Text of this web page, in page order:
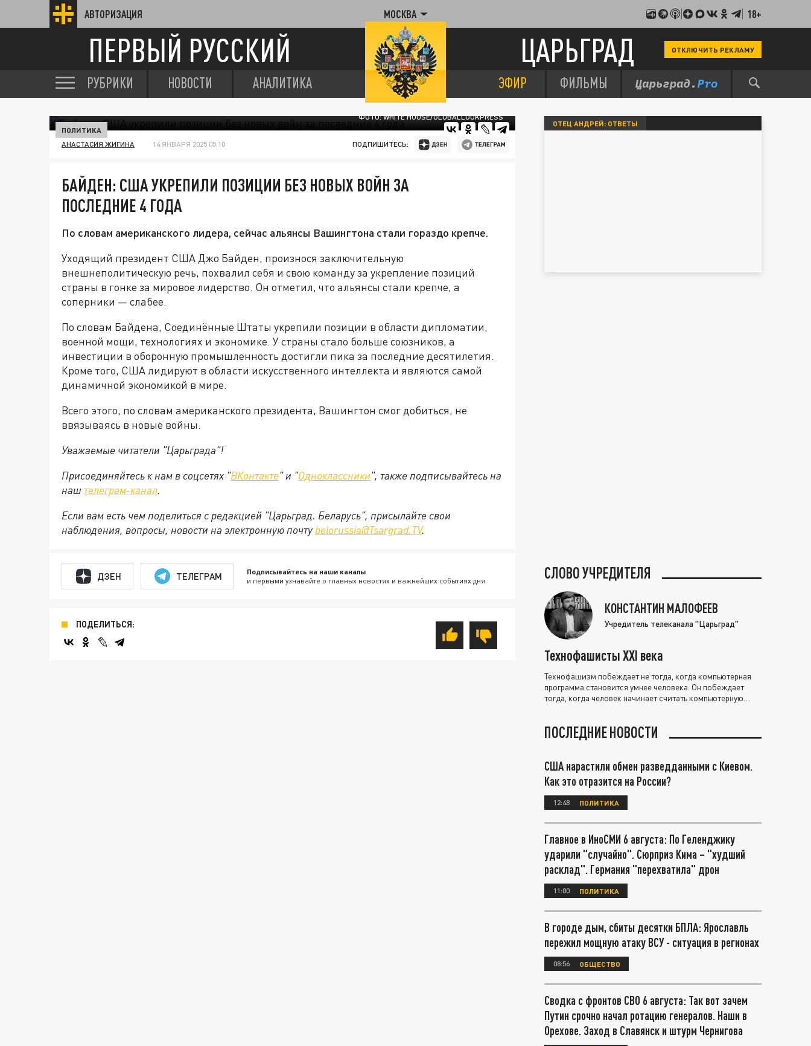
АВТОРИЗАЦИЯ МОСКВА 18+
ПЕРВЫЙ РУССКИЙ ЦАРЬГРАД ОТКЛЮЧИТЬ РЕКЛАМУ
РУБРИКИ НОВОСТИ АНАЛИТИКА ЭФИР ФИЛЬМЫ
ФОТО: WHITE HOUSE/GLOBALLOOKPRESS
ПОЛИТИКА
АНАСТАСИЯ ЖИГИНА 14 ЯНВАРЯ 2025 05:10 ПОДПИШИТЕСЬ:
БАЙДЕН: США УКРЕПИЛИ ПОЗИЦИИ БЕЗ НОВЫХ ВОЙН ЗА
ПОСЛЕДНИЕ 4 ГОДА
По словам американского лидера, сейчас альянсы Вашингтона стали гораздо крепче.
Уходящий президент США Джо Байден, произнося заключительную
внешнеполитическую речь, похвалил себя и свою команду за укрепление позиций
страны в гонке за мировое лидерство. Он отметил, что альянсы стали крепче, а
соперники — слабее.
По словам Байдена, Соединённые Штаты укрепили позиции в области дипломатии,
военной мощи, технологиях и экономике. У страны стало больше союзников, а
инвестиции в оборонную промышленность достигли пика за последние десятилетия.
Кроме того, США лидируют в области искусственного интеллекта и являются самой
динамичной экономикой в мире.
Всего этого, по словам американского президента, Вашингтон смог добиться, не
ввязываясь в новые войны.
Уважаемые читатели "Царьграда"!
Присоединяйтесь к нам в соцсетях "ВКонтакте" и "Одноклассники", также подписывайтесь на
наш телеграм-канал.
Если вам есть чем поделиться с редакцией "Царьград. Беларусь", присылайте свои
наблюдения, вопросы, новости на электронную почту belorussia@Tsargrad.TV.
ДЗЕН ТЕЛЕГРАМ Подписывайтесь на наши каналы
и первыми узнавайте о главных новостях и важнейших событиях дня.
ПОДЕЛИТЬСЯ:
ОТЕЦ АНДРЕЙ: ОТВЕТЫ
СЛОВО УЧРЕДИТЕЛЯ
КОНСТАНТИН МАЛОФЕЕВ
Учредитель телеканала "Царьград"
Технофашисты XXI века
Технофашизм побеждает не тогда, когда компьютерная
программа становится умнее человека. Он побеждает
тогда, когда человек начинает считать компьютерную
ПОСЛЕДНИЕ НОВОСТИ
США нарастили обмен разведданными с Киевом.
Как это отразится на России?
12:48 ПОЛИТИКА
Главное в ИноСМИ 6 августа: По Геленджику
ударили "случайно". Сюрприз Кима – "худший
расклад". Германия "перехватила" дрон
11:00 ПОЛИТИКА
В городе дым, сбиты десятки БПЛА: Ярославль
пережил мощную атаку ВСУ - ситуация в регионах
08:56 ОБЩЕСТВО
Сводка с фронтов СВО 6 августа: Так вот зачем
Путин срочно начал ротацию генералов. Наши в
Орехове. Заход в Славянск и штурм Чернигова